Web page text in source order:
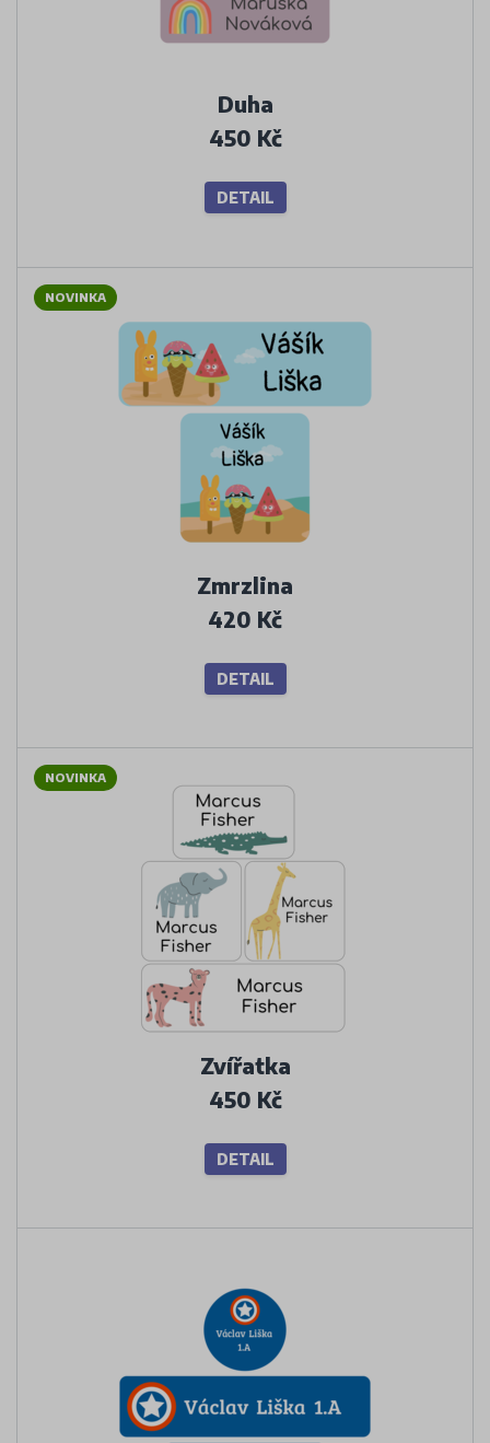
Duha
450 Kč
DETAIL
NOVINKA
Zmrzlina
420 Kč
DETAIL
NOVINKA
Zvířatka
450 Kč
DETAIL